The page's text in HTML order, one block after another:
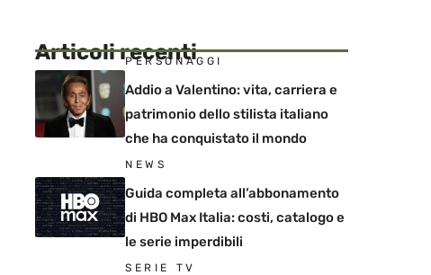
Articoli recenti
PERSONAGGI
Addio a Valentino: vita, carriera e
patrimonio dello stilista italiano
che ha conquistato il mondo
NEWS
Guida completa all’abbonamento
di HBO Max Italia: costi, catalogo e
le serie imperdibili
SERIE TV